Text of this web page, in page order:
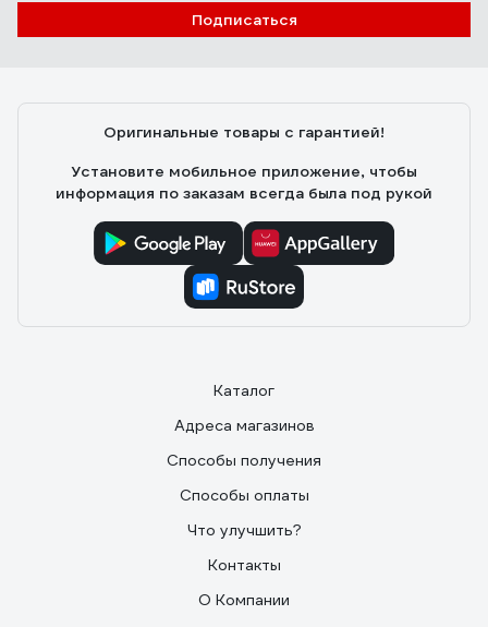
Подписаться
Оригинальные товары с гарантией!
Установите мобильное приложение, чтобы
информация по заказам всегда была под рукой
Каталог
Адреса магазинов
Способы получения
Способы оплаты
Что улучшить?
Контакты
О Компании